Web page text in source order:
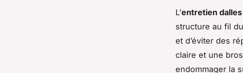
L’entretien
structure au fil
et d’éviter des
claire et une
endommager la